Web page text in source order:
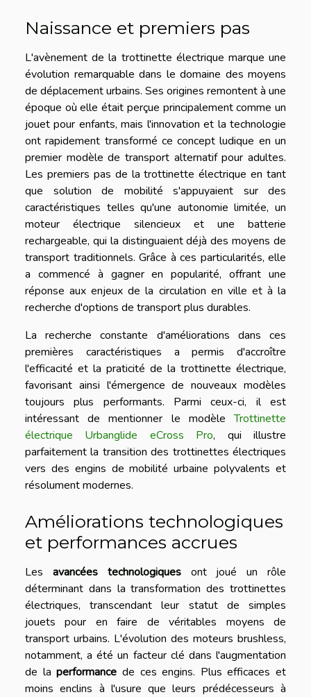
Naissance et premiers pas
L'avènement de la trottinette électrique marque une
évolution remarquable dans le domaine des moyens
de déplacement urbains. Ses origines remontent à une
époque où elle était perçue principalement comme un
jouet pour enfants, mais l'innovation et la technologie
ont rapidement transformé ce concept ludique en un
premier modèle de transport alternatif pour adultes.
Les premiers pas de la trottinette électrique en tant
que solution de mobilité s'appuyaient sur des
caractéristiques telles qu'une autonomie limitée, un
moteur électrique silencieux et une batterie
rechargeable, qui la distinguaient déjà des moyens de
transport traditionnels. Grâce à ces particularités, elle
a commencé à gagner en popularité, offrant une
réponse aux enjeux de la circulation en ville et à la
recherche d'options de transport plus durables.
La recherche constante d'améliorations dans ces
premières caractéristiques a permis d'accroître
l'efficacité et la praticité de la trottinette électrique,
favorisant ainsi l'émergence de nouveaux modèles
toujours plus performants. Parmi ceux-ci, il est
intéressant de mentionner le modèleTrottinette
électrique Urbanglide eCross Pro, qui illustre
parfaitement la transition des trottinettes électriques
vers des engins de mobilité urbaine polyvalents et
résolument modernes.
Améliorations technologiques
et performances accrues
Les avancées technologiquesont joué un rôle
déterminant dans la transformation des trottinettes
électriques, transcendant leur statut de simples
jouets pour en faire de véritables moyens de
transport urbains. L'évolution des moteurs brushless,
notamment, a été un facteur clé dans l'augmentation
de laperformance de ces engins. Plus efficaces et
moins enclins à l'usure que leurs prédécesseurs à